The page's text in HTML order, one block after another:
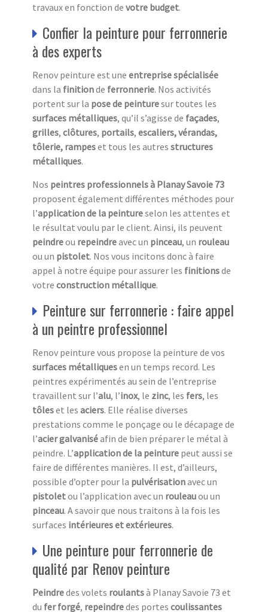
travaux en fonction de votre budget.
Confier la peinture pour ferronnerie
à des experts
Renov peinture est une entreprise spécialisée
dans la finitionde ferronnerie. Nos activités
portent sur la pose de peinturesur toutes les
surfaces métalliques, qu’il s’agisse de façades,
grilles, clôtures, portails, escaliers,vérandas,
tôlerie, rampeset tous les autres structures
métalliques.
Nos peintres professionnels à Planay Savoie 73
proposent également différentes méthodes pour
l’application de la peintureselon les attentes et
le résultat voulu par le client. Ainsi, ils peuvent
peindreou repeindreavec un pinceau, un rouleau
ou un pistolet. Nos vous incitons donc à faire
appel à notre équipe pour assurer les finitionsde
votre construction métallique.
Peinture sur ferronnerie : faire appel
à un peintre professionnel
Renov peinture vous propose la peinture de vos
surfaces métalliquesen un temps record. Les
peintres expérimentés au sein de l’entreprise
travaillent sur l’alu, l’inox, le zinc, les fers, les
tôleset les aciers. Elle réalise diverses
prestations comme le ponçage ou le décapage de
l’acier galvaniséafin de bien préparer le métal à
peindre. L’application de la peinture peut aussi se
faire de différentes manières. Il est, d’ailleurs,
possible d’opter pour la pulvérisationavec un
pistoletou l’application avec un rouleauou un
pinceau. A savoir que nous traitons à la fois les
surfaces intérieures et extérieures.
Une peinture pour ferronnerie de
qualité par Renov peinture
Peindredes volets roulantsà Planay Savoie 73 et
du fer forgé, repeindredes portes coulissantes